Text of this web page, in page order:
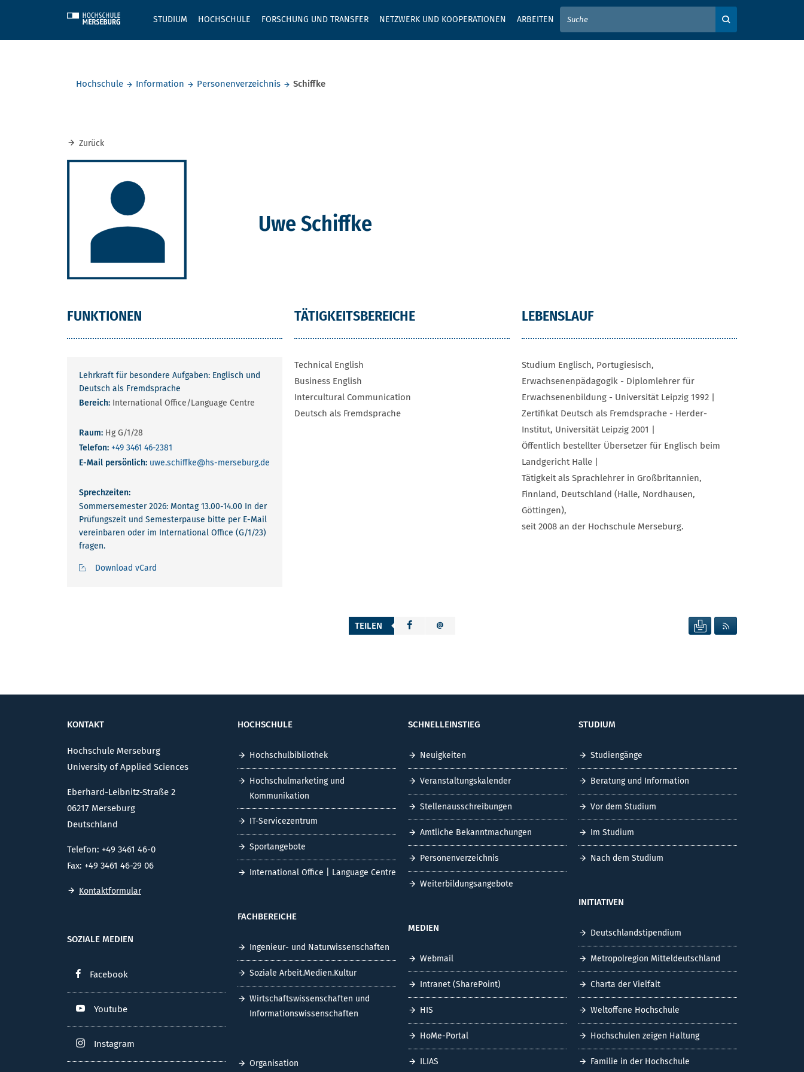
STUDIUM HOCHSCHULE FORSCHUNG UND TRANSFER NETZWERK UND KOOPERATIONEN ARBEITEN
GEBEN SIE HIER IHREN SUCHBEGRIFF EIN
Hochschule
Information Personenverzeichnis Schiffke
Zurück
Uwe Schiffke
FUNKTIONEN
Lehrkraft für besondere Aufgaben: Englisch und
Deutsch als Fremdsprache
Bereich: International Office/Language Centre
Raum: Hg G/1/28
Telefon: +49 3461 46-2381
E-Mail persönlich: uwe.schiffke@hs-merseburg.de
Sprechzeiten:
Sommersemester 2026: Montag 13.00-14.00 In der
Prüfungszeit und Semesterpause bitte per E-Mail
vereinbaren oder im International Office (G/1/23)
fragen.
Download vCard
TÄTIGKEITSBEREICHE
Technical English
Business English
Intercultural Communication
Deutsch als Fremdsprache
LEBENSLAUF
Studium Englisch, Portugiesisch,
Erwachsenenpädagogik - Diplomlehrer für
Erwachsenenbildung - Universität Leipzig 1992 |
Zertifikat Deutsch als Fremdsprache - Herder-
Institut, Universität Leipzig 2001 |
Öffentlich bestellter Übersetzer für Englisch beim
Landgericht Halle |
Tätigkeit als Sprachlehrer in Großbritannien,
Finnland, Deutschland (Halle, Nordhausen,
Göttingen),
seit 2008 an der Hochschule Merseburg.
TEILEN SEITE DRUCKEN
KONTAKT
Hochschule Merseburg
University of Applied Sciences
Eberhard-Leibnitz-Straße 2
06217 Merseburg
Deutschland
Telefon: +49 3461 46-0
Fax: +49 3461 46-29 06
Kontaktformular
SOZIALE MEDIEN
Facebook
Youtube
Instagram
HOCHSCHULE
Hochschulbibliothek
Hochschulmarketing und
Kommunikation
IT-Servicezentrum
Sportangebote
International Office | Language Centre
FACHBEREICHE
Ingenieur- und Naturwissenschaften
Soziale Arbeit.Medien.Kultur
Wirtschaftswissenschaften und
Informationswissenschaften
Organisation
SCHNELLEINSTIEG
Neuigkeiten
Veranstaltungskalender
Stellenausschreibungen
Amtliche Bekanntmachungen
Personenverzeichnis
Weiterbildungsangebote
MEDIEN
Webmail
Intranet (SharePoint)
HIS
HoMe-Portal
ILIAS
STUDIUM
Studiengänge
Beratung und Information
Vor dem Studium
Im Studium
Nach dem Studium
INITIATIVEN
Deutschlandstipendium
Metropolregion Mitteldeutschland
Charta der Vielfalt
Weltoffene Hochschule
Hochschulen zeigen Haltung
Familie in der Hochschule